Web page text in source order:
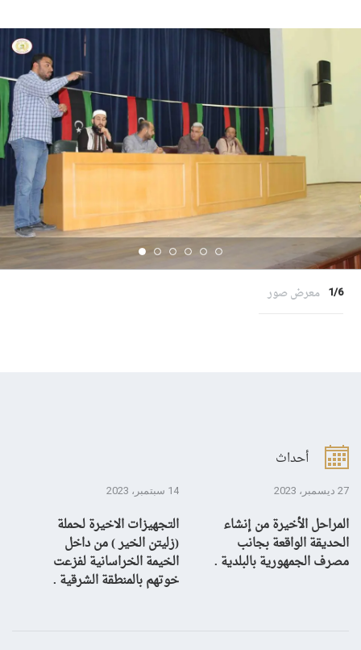
والمفقودين بالإضافة إلي
1/6 معرض صور
أحداث
27 ديسمبر، 2023
المراحل الأخيرة من إنشاء
الحديقة الواقعة بجانب
مصرف الجمهورية بالبلدية .
14 سبتمبر، 2023
التجهيزات الاخيرة لحملة
(زليتن الخير ) من داخل
الخيمة الخراسانية لفزعت
خوتهم بالمنطقة الشرقية .